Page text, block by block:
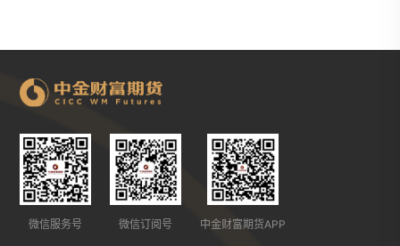
微信服务号 微信订阅号 中金财富期货APP